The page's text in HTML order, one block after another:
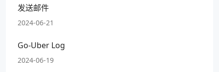
发送邮件
2024-06-21
Go-Uber Log
2024-06-19